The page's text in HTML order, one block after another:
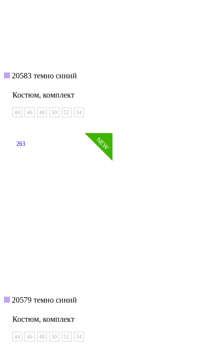
20583 темно синий
Костюм, комплект
44 46 48 50 52 54
263
20579 темно синий
Костюм, комплект
44 46 48 50 52 54